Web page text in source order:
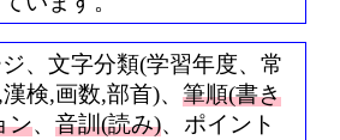
、文字分類(学習年度、常
検,画数,部首)、 筆順(書き
ン、 音訓(読み)、ポイント